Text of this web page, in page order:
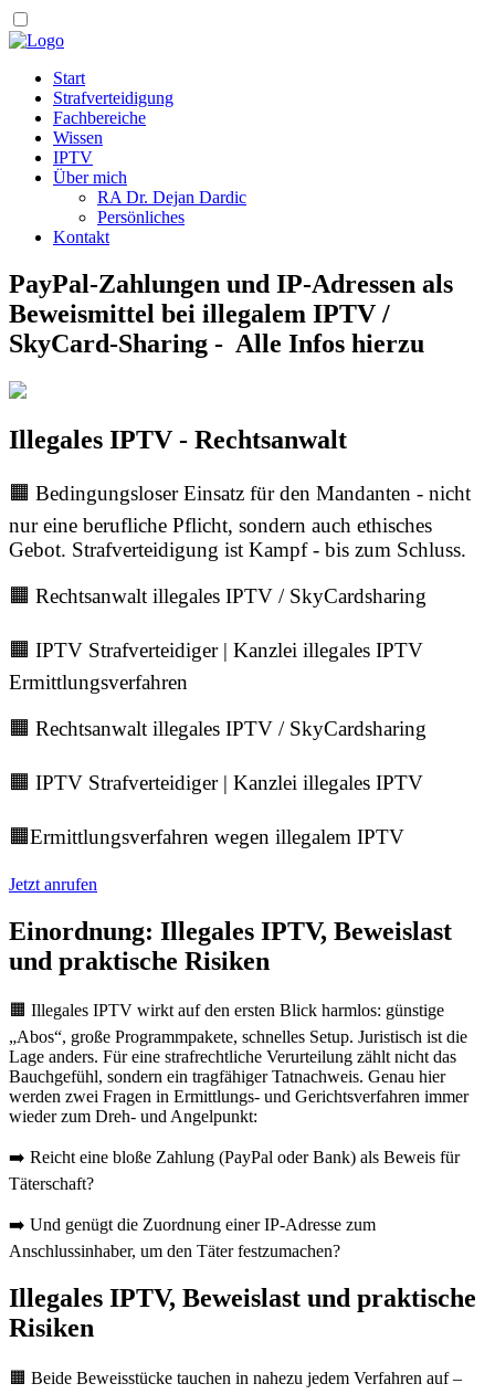
Start
Strafverteidigung
Fachbereiche
Wissen
IPTV
Über mich
RA Dr. Dejan Dardic
Persönliches
Kontakt
PayPal-Zahlungen und IP-Adressen als
Beweismittel bei illegalem IPTV /
SkyCard-Sharing - Alle Infos hierzu
Illegales IPTV - Rechtsanwalt
🟧 Bedingungsloser Einsatz für den Mandanten - nicht
nur eine berufliche Pflicht, sondern auch ethisches
Gebot. Strafverteidigung ist Kampf - bis zum Schluss.
🟧 Rechtsanwalt illegales IPTV / SkyCardsharing
🟧 IPTV Strafverteidiger | Kanzlei illegales IPTV
Ermittlungsverfahren
🟧 Rechtsanwalt illegales IPTV / SkyCardsharing
🟧 IPTV Strafverteidiger | Kanzlei illegales IPTV
🟧Ermittlungsverfahren wegen illegalem IPTV
Jetzt anrufen
Einordnung: Illegales IPTV, Beweislast
und praktische Risiken
🟧 Illegales IPTV wirkt auf den ersten Blick harmlos: günstige
„Abos“, große Programmpakete, schnelles Setup. Juristisch ist die
Lage anders. Für eine strafrechtliche Verurteilung zählt nicht das
Bauchgefühl, sondern ein tragfähiger Tatnachweis. Genau hier
werden zwei Fragen in Ermittlungs- und Gerichtsverfahren immer
wieder zum Dreh- und Angelpunkt:
➡️ Reicht eine bloße Zahlung (PayPal oder Bank) als Beweis für
Täterschaft?
➡️ Und genügt die Zuordnung einer IP-Adresse zum
Anschlussinhaber, um den Täter festzumachen?
Illegales IPTV, Beweislast und praktische
Risiken
🟧 Beide Beweisstücke tauchen in nahezu jedem Verfahren auf –